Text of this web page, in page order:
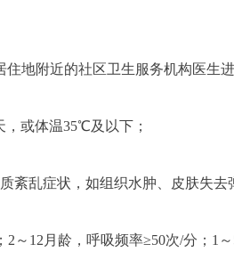
附近的社区卫生服务机构医生
或体温35℃及以下；
乱症状，如组织水肿、皮肤失去
12月龄，呼吸频率≥50次/分；1